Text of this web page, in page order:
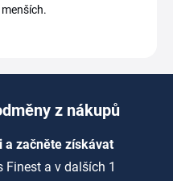
z nákupů
a začněte získávat
Finest a v dalších 1